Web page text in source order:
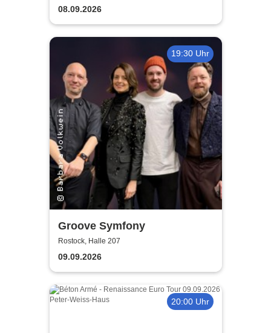
guter Begleitung
08.09.2026
19:30 Uhr
Groove Symfony
Rostock, Halle 207
09.09.2026
20:00 Uhr